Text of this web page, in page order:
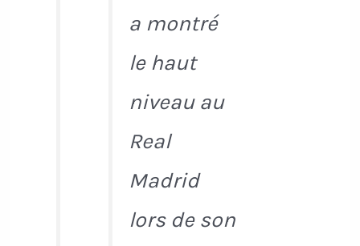
a montré
le haut
niveau au
Real
Madrid
lors de son